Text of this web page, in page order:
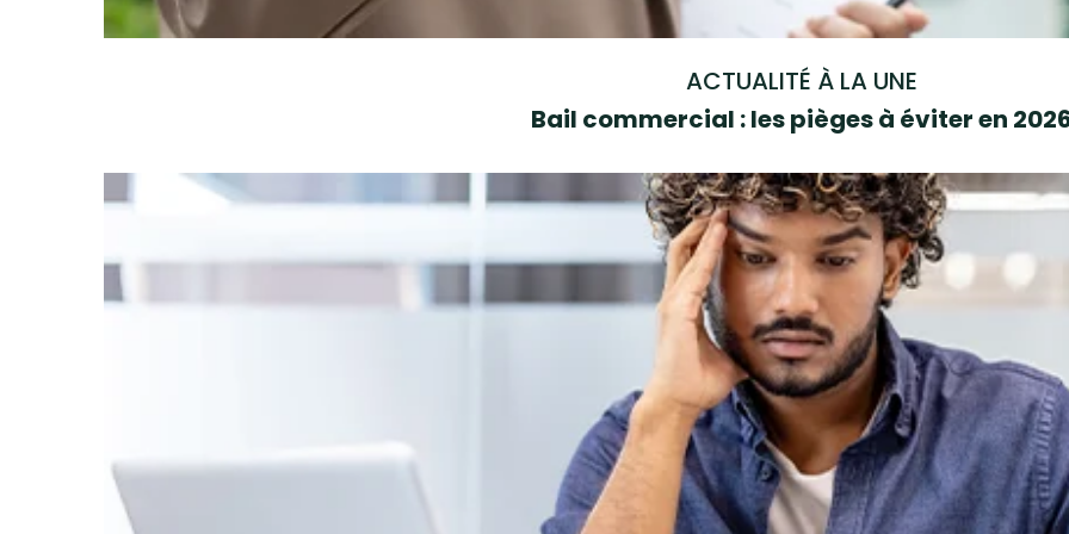
ACTUALITÉ À LA UNE
Bail commercial : les pièges à éviter en